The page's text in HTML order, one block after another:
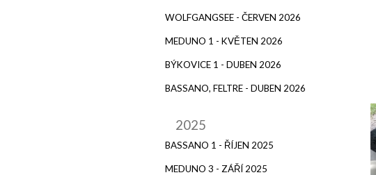
WOLFGANGSEE - ČERVEN 2026
MEDUNO 1 - KVĚTEN 2026
BÝKOVICE 1 - DUBEN 2026
BASSANO, FELTRE - DUBEN 2026
2025
BASSANO 1 - ŘÍJEN 2025
MEDUNO 3 - ZÁŘÍ 2025